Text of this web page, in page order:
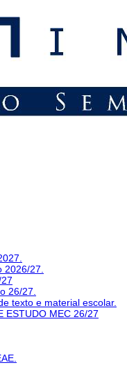
2026/27.
26/27.
texto e material escolar.
ESTUDO MEC 26/27